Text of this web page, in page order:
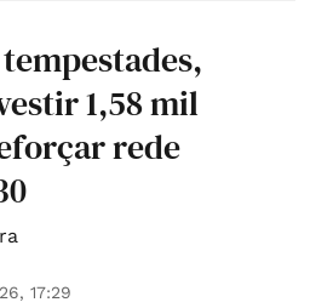
1,58 mil
rede
17:29